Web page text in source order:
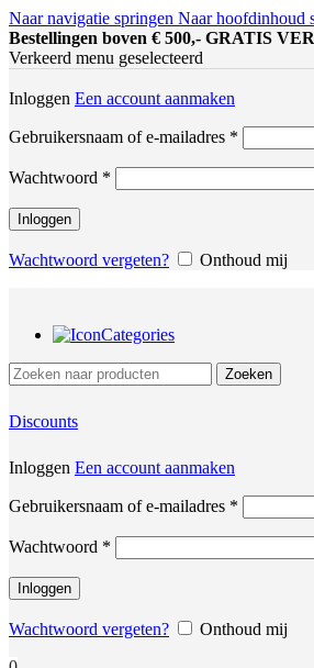
Naar navigatie springen Naar hoofdinhoud
Bestellingen boven € 500,- GRATIS
Verkeerd menu geselecteerd
Inloggen Een account aanmaken
Gebruikersnaam of e-mailadres *
Wachtwoord *
Inloggen
Wachtwoord vergeten? Onthoud mij
Categories
Zoeken
Discounts
Inloggen Een account aanmaken
Gebruikersnaam of e-mailadres *
Wachtwoord *
Inloggen
Wachtwoord vergeten?
Onthoud mij